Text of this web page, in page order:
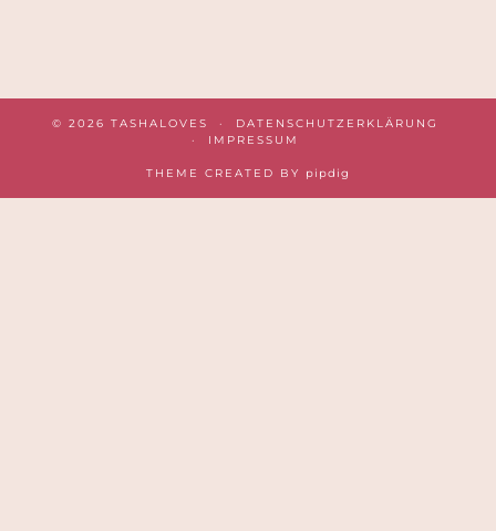
© 2026 TASHALOVES
DATENSCHUTZERKLÄRUNG
IMPRESSUM
THEME CREATED BY pipdig